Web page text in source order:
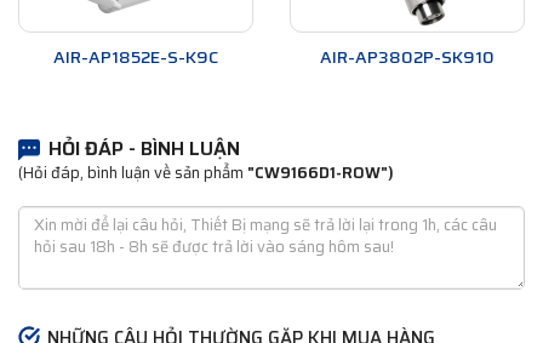
AIR-AP1852E-S-K9C AIR-AP3802P-SK910
HỎI ĐÁP - BÌNH LUẬN
(Hỏi đáp, bình luận về sản phẩm "CW9166D1-ROW")